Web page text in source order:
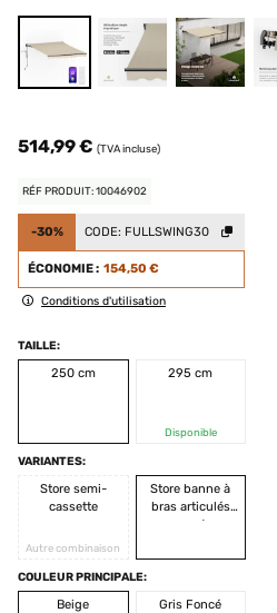
514,99 € (TVA incluse)
RÉF PRODUIT: 10046902
-30% CODE: FULLSWING30
ÉCONOMIE : 154,50 €
Conditions d'utilisation
TAILLE:
250 cm
295 cm
Disponible
VARIANTES:
Store semi-
cassette
Autre combinaison
Store banne à
bras articulés
ouverts
COULEUR PRINCIPALE:
Beige
Gris Foncé